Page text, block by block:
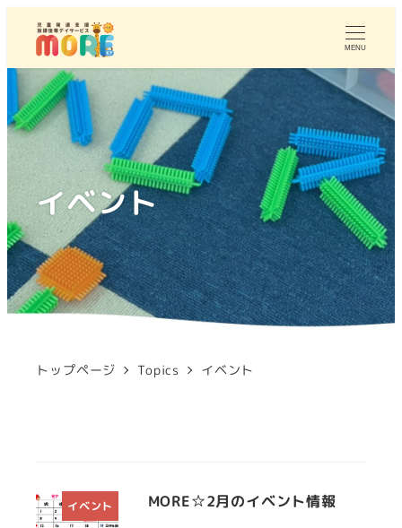
MENU
イベント
トップページ Topics イベント
イベント MORE☆2月のイベント情報